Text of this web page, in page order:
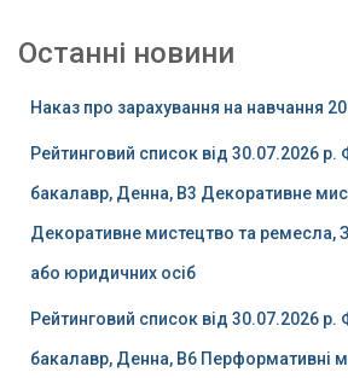
Останні новини
Наказ про зарахування на навчання
Рейтинговий список від 30.07.2026
бакалавр, Денна, B3 Декоративне
Декоративне мистецтво та ремесла,
або юридичних осіб
Рейтинговий список від 30.07.2026
бакалавр, Денна, B6 Перформативні